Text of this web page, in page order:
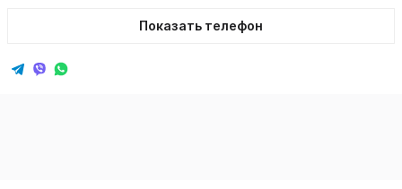
Показать телефон